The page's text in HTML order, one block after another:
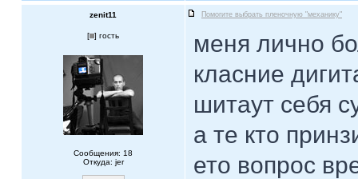
zenit11 Помогите выбрать пленочную "механику"
[ ] гость
Сообщения: 18
Откуда: jer
меня лично
класние
шитаут себя
а те кто
ето вопрос